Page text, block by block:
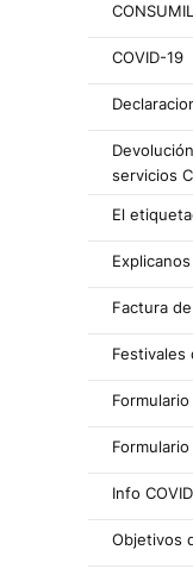
COVID-19
servicios
El
Explicanos
Factura
Festivales
Info
Objetivos